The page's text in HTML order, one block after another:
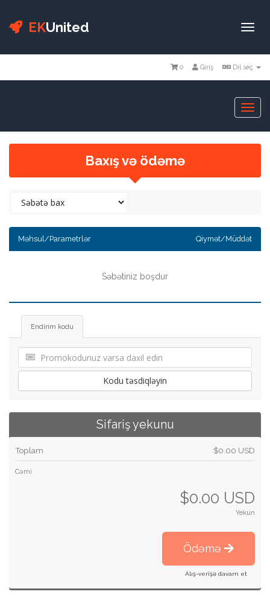
EKUnited
Dil seç
Giriş
0
Baxış və ödəmə
Məhsul/Parametrlər Qiymət/Müddət
Səbətiniz boşdur
Endirim kodu
Kodu təsdiqləyin
Sifariş yekunu
Toplam $0.00 USD
Cəmi
$0.00 USD
Yekun
Ödəmə
Alış-verişə davam et